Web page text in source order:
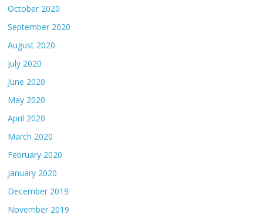
October 2020
September 2020
August 2020
July 2020
June 2020
May 2020
April 2020
March 2020
February 2020
January 2020
December 2019
November 2019